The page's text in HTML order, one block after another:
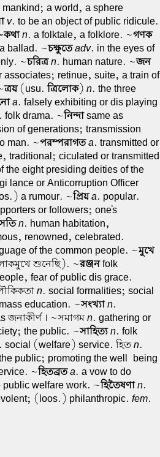
a world, a sphere
v. to be an object of public ridicule.
n. a folktale, a folklore. ~গণক
ballad. ~চক্ষুতে adv. in the eyes of
~চরিত্র n. human nature. ~জন
associates; retinue, suite, a train of
ত্রয়(usu.ত্রিলোক) n. the three
a. falsely exhibiting or dis playing
folk drama. ~নিন্দাsame as
of generations; transmission
man. ~পরম্পরাগত a. transmitted or
traditional; ciculated or transmitted
eight presiding deities of the
lance or Anticorruption Officer
a rumour. ~প্রিয় a. popular.
or followers; one's
n. human habitation,
renowned, celebrated.
of the common people. ~মুখে
শুনেছি). ~রঞ্জনfolk-
fear of public dis grace.
n. social formalities; social
education. ~সংখ্যা n.
জনাকীর্ণ । ~সমাগমn. gathering or
the public. ~সাহিত্য n. folk
social (welfare) service. হিতn.
public; promoting the well-being
~হিতব্রত a. a vow to do
welfare work. ~হিতৈষণা n.
(loos.) philanthropic. fem.